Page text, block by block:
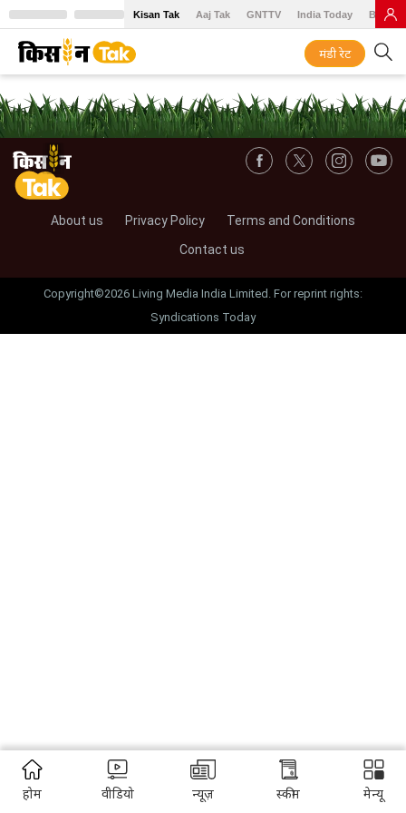
Kisan Tak Aaj Tak GNTTV India Today BT
मंडी रेट
About us Privacy Policy
Terms and Conditions
Contact us
Copyright©2026 Living Media India Limited. For reprint rights:
Syndications Today
होम वीडियो न्यूज़ स्कीम मेन्यू